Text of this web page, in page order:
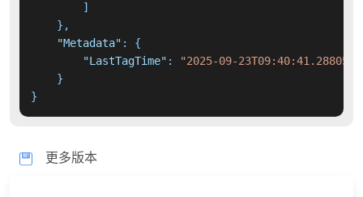
]
} ,
"Metadata" :
{
"LastTagTime" :
"2025-09-
}
}
更多版本